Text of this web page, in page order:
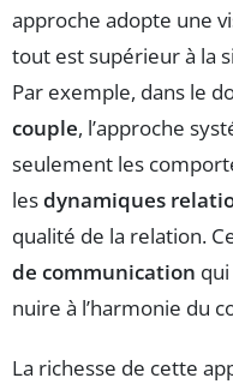
approche adopte une
tout est supérieur à la
Par exemple, dans le
couple, l’approche
seulement les
lesdynamiques
qualité de la relation.
de communication
nuire à l’harmonie du
La richesse de cette